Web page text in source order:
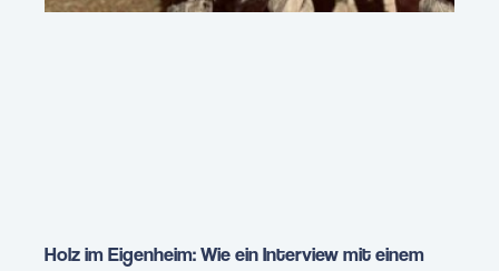
Holz im Eigenheim: Wie ein Interview mit einem